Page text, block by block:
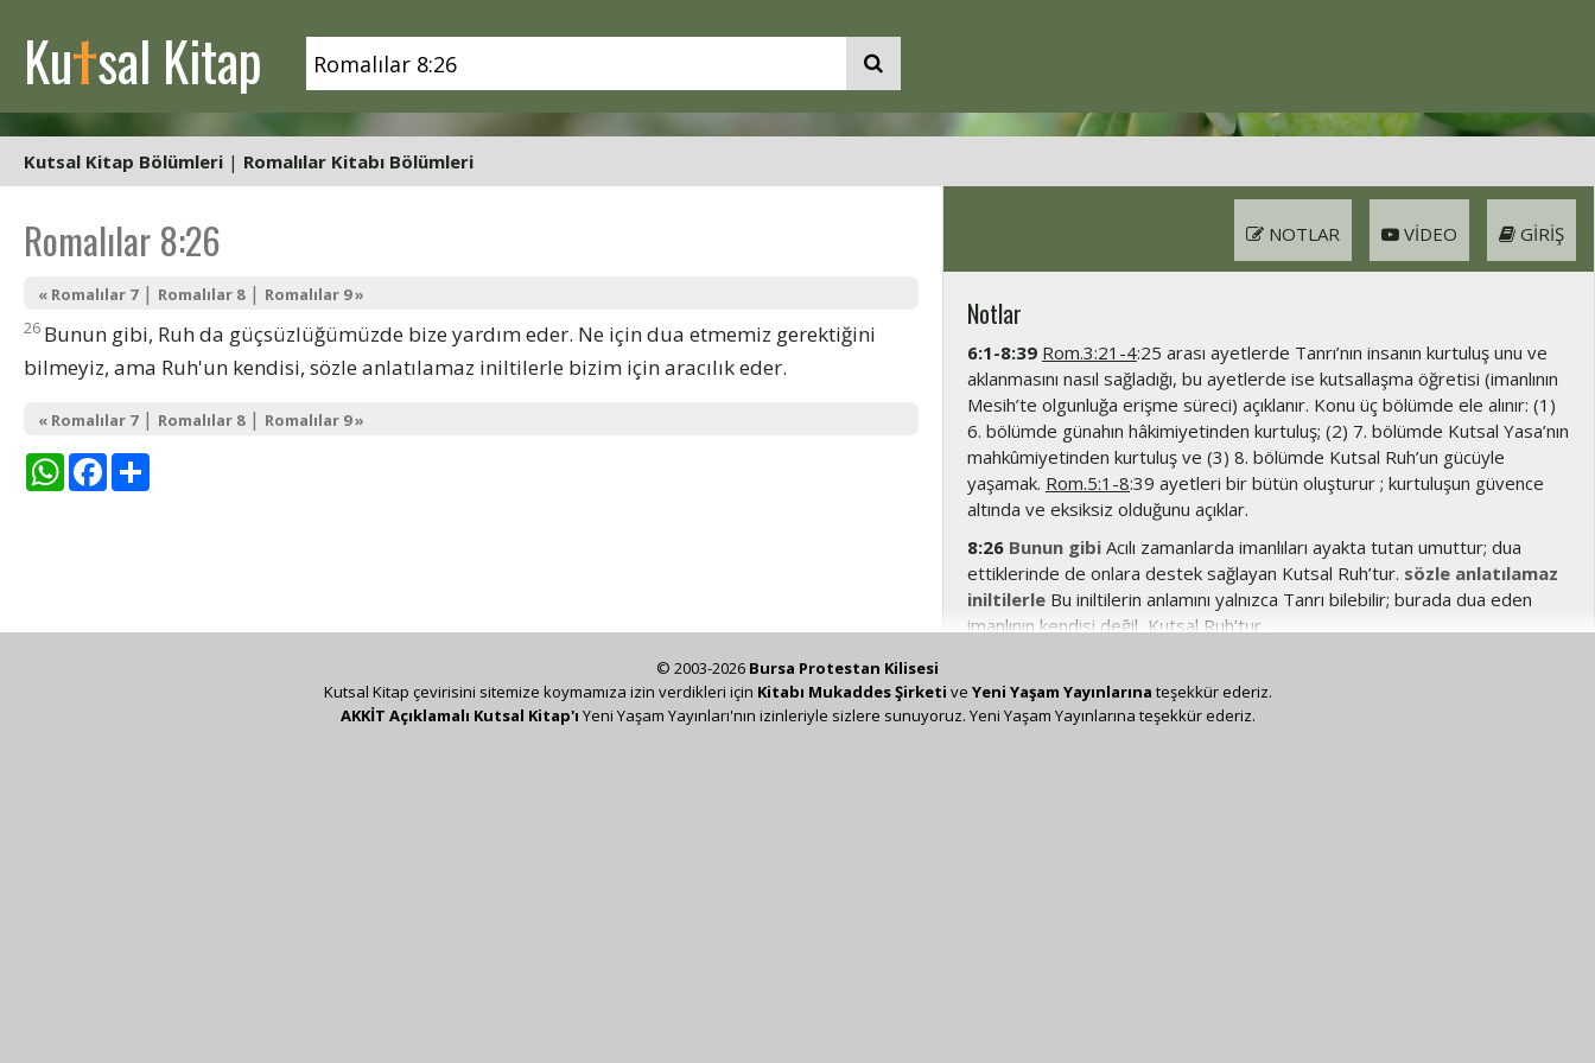
Kutsal Kitap
Kutsal Kitap Bölümleri | Romalılar Kitabı Bölümleri
Romalılar 8:26
« Romalılar 7| Romalılar 8| Romalılar 9 »
26 Bunun gibi, Ruh da güçsüzlüğümüzde bize yardım eder. Ne için dua etmemiz gerektiğini
bilmeyiz, ama Ruh'un kendisi, sözle anlatılamaz iniltilerle bizim için aracılık eder.
« Romalılar 7| Romalılar 8| Romalılar 9 »
WhatsAppFacebook
GIRIŞ
VIDEO
NOTLAR
Notlar
6:1-8:39 Rom.3:21-4:25 arası ayetlerde Tanrı’nın insanın kurtuluş unu ve
aklanmasını nasıl sağladığı, bu ayetlerde ise kutsallaşma öğretisi (imanlının
Mesih’te olgunluğa erişme süreci) açıklanır. Konu üç bölümde ele alınır: (1)
6. bölümde günahın hâkimiyetinden kurtuluş; (2) 7. bölümde Kutsal Yasa’nın
mahkûmiyetinden kurtuluş ve (3) 8. bölümde Kutsal Ruh’un gücüyle
yaşamak. Rom.5:1-8:39 ayetleri bir bütün oluşturur ; kurtuluşun güvence
altında ve eksiksiz olduğunu açıklar.
8:26 Bunun gibi Acılı zamanlarda imanlıları ayakta tutan umuttur; dua
ettiklerinde de onlara destek sağlayan Kutsal Ruh’tur. sözle anlatılamaz
iniltilerle Bu iniltilerin anlamını yalnızca Tanrı bilebilir; burada dua eden
imanlının kendisi değil, Kutsal Ruh’tur.
© 2003-2026 Bursa Protestan Kilisesi
Kutsal Kitap çevirisini sitemize koymamıza izin verdikleri için Kitabı Mukaddes Şirketi ve Yeni Yaşam Yayınlarına teşekkür ederiz.
AKKİT Açıklamalı Kutsal Kitap'ı Yeni Yaşam Yayınları'nın izinleriyle sizlere sunuyoruz. Yeni Yaşam Yayınlarına teşekkür ederiz.